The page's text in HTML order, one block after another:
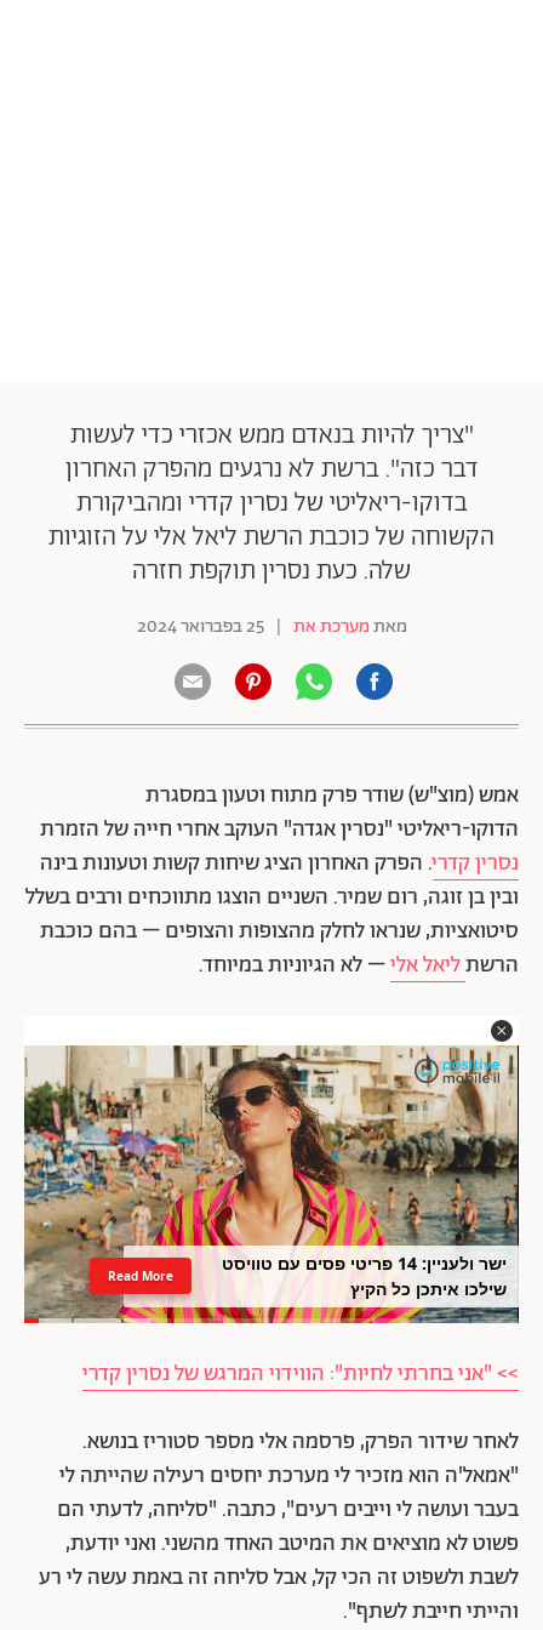
"צריך להיות בנאדם ממש אכזרי כדי לעשות
דבר כזה". ברשת לא נרגעים מהפרק האחרון
בדוקו-ריאליטי של נסרין קדרי ומהביקורת
הקשוחה של כוכבת הרשת ליאל אלי על הזוגיות
שלה. כעת נסרין תוקפת חזרה
מאתמערכת את | 25 בפברואר 2024
אמש (מוצ"ש) שודר פרק מתוח וטעון במסגרת
הדוקו-ריאליטי "נסרין אגדה" העוקב אחרי חייה של הזמרת
נסרין קדרי. הפרק האחרון הציג שיחות קשות וטעונות בינה
ובין בן זוגה, רום שמיר. השניים הוצגו מתווכחים ורבים בשלל
סיטואציות, שנראו לחלק מהצופות והצופים – בהם כוכבת
הרשתליאל אלי– לא הגיוניות במיוחד.
ישר ולעניין: 14 פריטי פסים עם טוויסט
שילכו איתכן כל הקיץ
Read More
>> "אני בחרתי לחיות": הווידוי המרגש של נסרין קדרי
לאחר שידור הפרק, פרסמה אלי מספר סטוריז בנושא.
"אמאל'ה הוא מזכיר לי מערכת יחסים רעילה שהייתה לי
בעבר ועושה לי וייבים רעים", כתבה. "סליחה, לדעתי הם
פשוט לא מוציאים את המיטב האחד מהשני. ואני יודעת,
לשבת ולשפוט זה הכי קל, אבל סליחה זה באמת עשה לי רע
והייתי חייבת לשתף".